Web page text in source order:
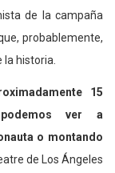
de la campaña
probablemente,
historia.
15
ver a
o montando
de Los Ángeles